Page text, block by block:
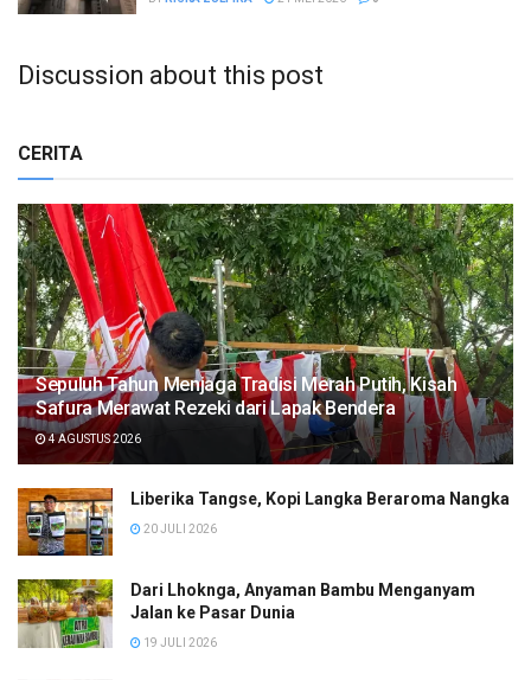
Discussion about this post
CERITA
Sepuluh Tahun Menjaga Tradisi Merah Putih, Kisah
Safura Merawat Rezeki dari Lapak Bendera
4 AGUSTUS 2026
Liberika Tangse, Kopi Langka Beraroma Nangka
20 JULI 2026
Dari Lhoknga, Anyaman Bambu Menganyam
Jalan ke Pasar Dunia
19 JULI 2026